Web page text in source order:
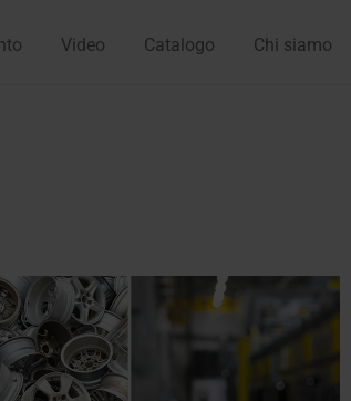
Video Catalogo Chi siamo